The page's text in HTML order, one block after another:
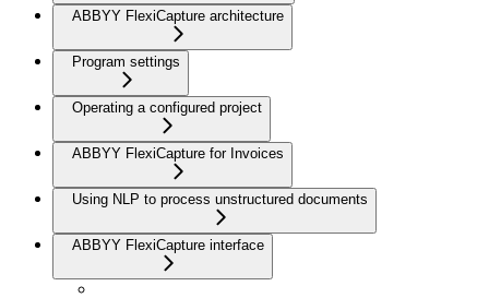
ABBYY FlexiCapture architecture
Program settings
Operating a configured project
ABBYY FlexiCapture for Invoices
Using NLP to process unstructured documents
ABBYY FlexiCapture interface